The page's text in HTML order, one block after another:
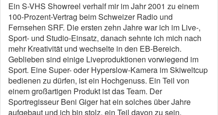
Ein S-VHS Showreel verhalf mir im Jahr 2001 zu einem
100-Prozent-Vertrag beim Schweizer Radio und
Fernsehen SRF. Die ersten zehn Jahre war ich im Live-,
Sport- und Studio-Einsatz, danach sehnte ich mich nach
mehr Kreativität und wechselte in den EB-Bereich.
Geblieben sind einige Liveproduktionen vorwiegend im
Sport. Eine Super- oder Hyperslow-Kamera im Skiweltcup
bedienen zu dürfen, ist ein Hochgenuss. Ein Teil von
einem großartigen Produkt ist das Team. Der
Sportregisseur Beni Giger hat ein solches über Jahre
aufgebaut und ich bin stolz, ein Teil davon zu sein.